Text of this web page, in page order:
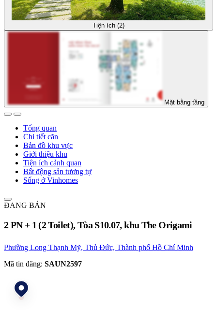
Tiện ích (2)
Mặt bằng tầng
Tổng quan
Chi tiết căn
Bản đồ khu vực
Giới thiệu khu
Tiện ích cảnh quan
Bất động sản tương tự
Sống ở Vinhomes
ĐANG BÁN
2 PN + 1 (2 Toilet), Tòa S10.07, khu The Origami
Phường Long Thạnh Mỹ, Thủ Đức, Thành phố Hồ Chí Minh
Mã tin đăng: SAUN2597